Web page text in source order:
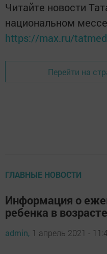
Читайте новости
национальном
https://max.ru/
Перейти на
ГЛАВНЫЕ НОВОСТИ
Информация о
ребенка в
admin, 1 апрель 2021 -